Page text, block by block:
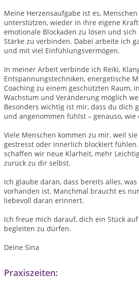
Meine Herzensaufgabe ist es,
unterstützen, wieder in ihre eigene
emotionale Blockaden zu lösen und
Stärke zu verbinden. Dabei arbeite ich
und mit viel Einfühlungsvermögen.
In meiner Arbeit verbinde ich Reiki,
Entspannungstechniken, energetische
Coaching zu einem geschützten Raum,
Wachstum und Veränderung möglich
Besonders wichtig ist mir, dass du dich
und angenommen fühlst – genauso, wie
Viele Menschen kommen zu mir, weil
gestresst oder innerlich blockiert
schaffen wir neue Klarheit, mehr
zurück zu dir selbst.
Ich glaube daran, dass bereits alles,
vorhanden ist. Manchmal braucht es
liebevoll daran erinnert.
Ich freue mich darauf, dich ein Stück
begleiten zu dürfen.
Deine Sina ️
Praxiszeiten: